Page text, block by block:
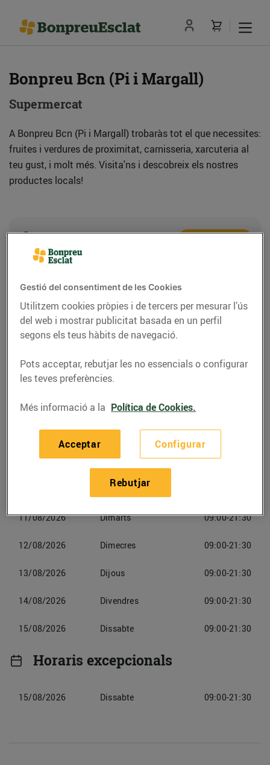
Bonpreu Bcn (Pi i Margall)
Supermercat
A Bonpreu Bcn (Pi i Margall) trobaràs tot el que necessites:
fruites i verdures de proximitat, carnisseria, xarcuteria al
teu gust, i molt més. Visita'ns i descobreix els nostres
productes locals!
Adreça Com anar-hi
C. Pi i Margall, 22-24 (08025) Barcelona
Telèfon
936899741
08/08/2026 Dissabte 09:00-21:30
09/08/2026 Diumenge
Dilluns
11/08/2026 Dimarts 09:00-21:30
12/08/2026 Dimecres 09:00-21:30
13/08/2026 Dijous 09:00-21:30
14/08/2026 Divendres 09:00-21:30
15/08/2026 Dissabte 09:00-21:30
Horaris excepcionals
15/08/2026 Dissabte 09:00-21:30
Gestió del consentiment de les Cookies
Utilitzem cookies pròpies i de tercers per mesurar l’ús
del web i mostrar publicitat basada en un perfil
segons els teus hàbits de navegació.
Pots acceptar, rebutjar les no essencials o configurar
les teves preferències.
Més informació a la Política de Cookies.
Configurar
Rebutjar
Acceptar